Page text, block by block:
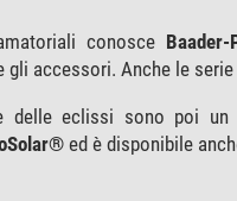
conosce Baader-
accessori. Anche le
delle eclissi sono poi
ed è disponibile